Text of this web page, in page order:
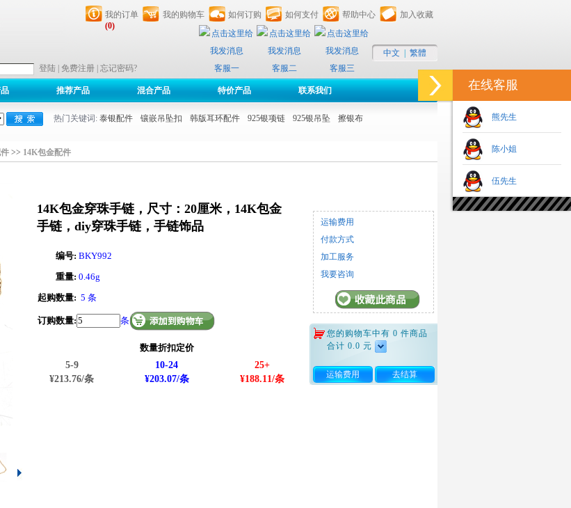
登陆 免费注册 忘记密码? 客服一 客服二 客服三
中文 繁體
我的订单
(0)
我的购物车 如何订购 如何支付 帮助中心 加入收藏
推荐产品 混合产品 特价产品 联系我们
热门关键词: 泰银配件 镶嵌吊坠扣 韩版耳环配件 925银项链 925银吊坠 擦银布
>> 14K包金配件
14K包金穿珠手链，尺寸：20厘米，14K包金
手链，diy穿珠手链，手链饰品
编号: BKY992
重量: 0.46g
起购数量: 5 条
订购数量: 条
数量折扣定价
5-9
10-24
25+
¥213.76/条
¥203.07/条 ¥188.11/条
运输费用
付款方式
加工服务
我要咨询
您的购物车中有 0 件商品
合计 0.0 元
运输费用 去结算
在线客服
熊先生
陈小姐
伍先生